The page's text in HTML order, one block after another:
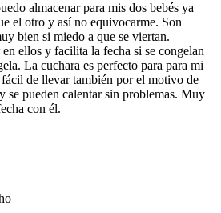
almacenar para mis dos bebés ya
el otro y así no equivocarme. Son
bien si miedo a que se viertan.
ellos y facilita la fecha si se congelan
La cuchara es perfecto para para mi
de llevar también por el motivo de
se pueden calentar sin problemas. Muy
con él.